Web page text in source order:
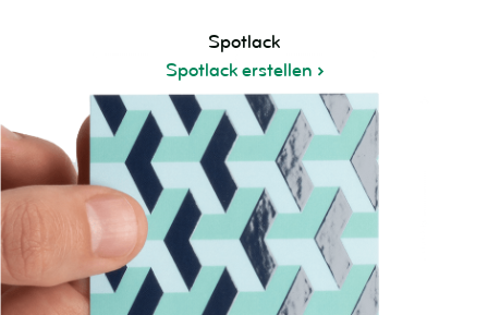
Spotlack
Spotlack erstellen